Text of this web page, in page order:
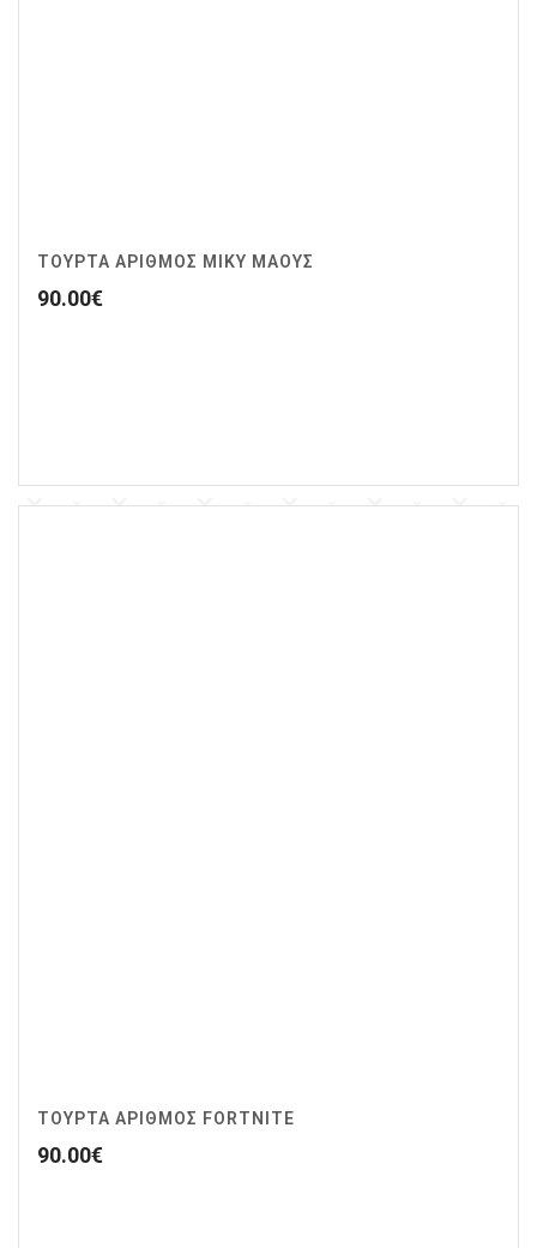
ΤΟΥΡΤΑ ΑΡΙΘΜΟΣ ΜΙΚΥ ΜΑΟΥΣ
90.00€
ΤΟΥΡΤΑ ΑΡΙΘΜΟΣ FORTNITE
90.00€